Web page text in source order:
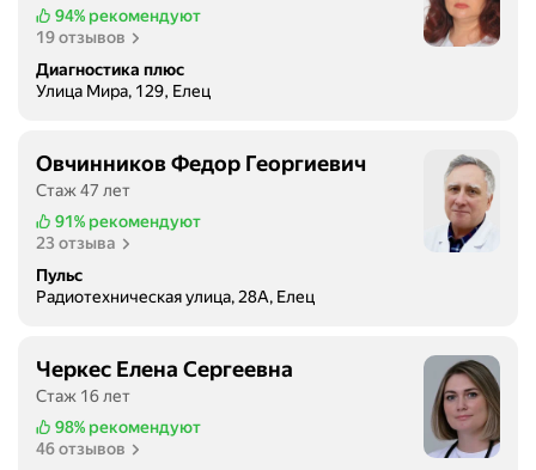
94% рекомендуют
19 отзывов
Диагностика плюс
Улица Мира, 129, Елец
Овчинников Федор Георгиевич
Стаж 47 лет
91% рекомендуют
23 отзыва
Пульс
Радиотехническая улица, 28А, Елец
Черкес Елена Сергеевна
Стаж 16 лет
98% рекомендуют
46 отзывов